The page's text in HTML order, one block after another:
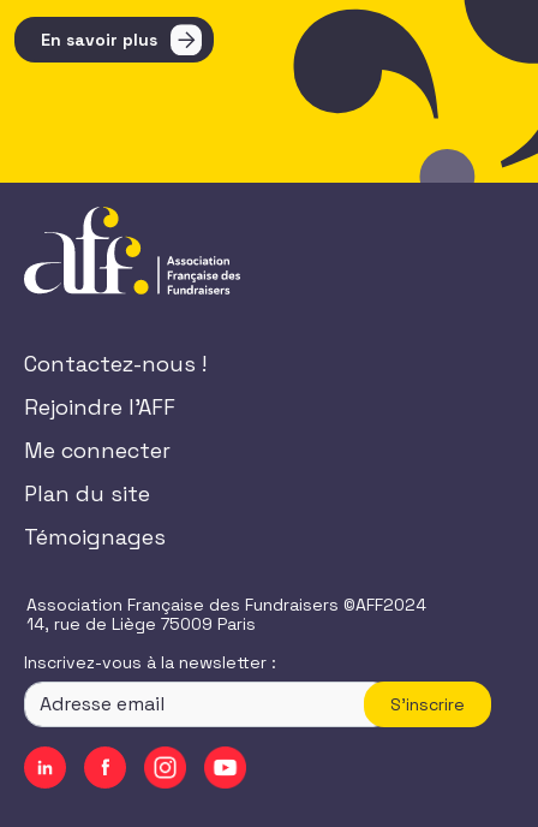
En savoir plus
Contactez-nous !
Rejoindre l'AFF
Me connecter
Plan du site
Témoignages
Association Française des Fundraisers ©AFF2024
14, rue de Liège 75009 Paris
Inscrivez-vous à la newsletter :
S'inscrire